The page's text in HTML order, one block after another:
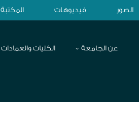
الصور فيديوهات المكتبة
عن الجامعة الكليات والعمادات